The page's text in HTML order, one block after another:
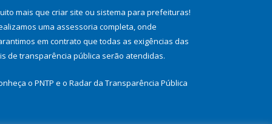
mais que criar site ou sistema para prefeituras!
uma assessoria completa, onde
em contrato que todas as exigências das
de transparência pública serão atendidas.
o PNTP e o Radar da Transparência Pública